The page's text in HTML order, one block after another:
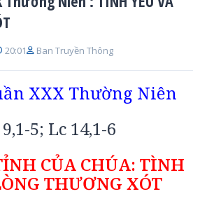
20:01 Ban Truyền Thông
XXX Thường Niên
5; Lc 14,1-6
CỦA CHÚA: TÌNH
THƯƠNG XÓT